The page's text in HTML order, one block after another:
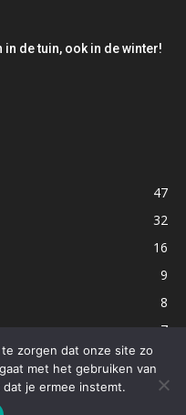
in de tuin, ook in de winter!
47
32
16
9
8
7
5
zorgen dat onze site zo
met het gebruiken van
je ermee instemt.